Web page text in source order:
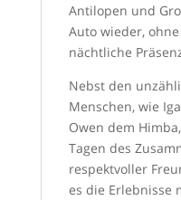
Antilopen und
Auto wieder,
nächtliche
Nebst den
Menschen, wie
Owen dem
Tagen des
respektvoller
es die Erlebnisse